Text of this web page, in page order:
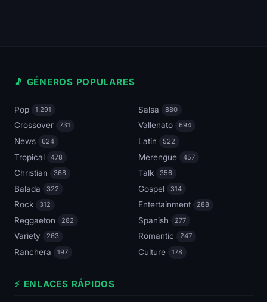
🎵 GÉNEROS POPULARES
Pop 1,291 Salsa 880
Crossover 731 Vallenato 694
News 624 Latin 522
Tropical 478 Merengue 457
Christian 368 Talk 356
Balada 322 Gospel 314
Rock 312 Entertainment 288
Reggaeton 282 Spanish 277
Variety 263 Romantic 247
Ranchera 197 Culture 178
⚡ ENLACES RÁPIDOS